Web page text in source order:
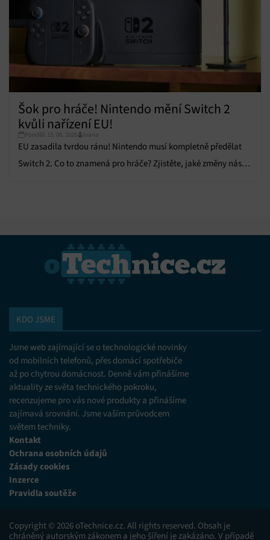
Šok pro hráče! Nintendo mění Switch 2
kvůli nařízení EU!
Pondělí 15. 06. 2026 Ivana
EU zasadila tvrdou ránu! Nintendo musí kompletně předělat
Switch 2. Co to znamená pro hráče? Zjistěte, jaké změny nás
KDO JSME
Jsme web zajímající se o technologické novinky
od mobilních telefonů, přes domácí spotřebiče
až po chytrou domácnost. Denně vám přinášíme
aktuality ze světa technického pokroku,
recenzujeme pro vás nové produkty a přinášíme
zajímavá srovnání. Jsme vaším průvodcem
světem techniky.
Kontakt
Ochrana osobních údajů
Zásady cookies
Inzerce
Pravidla soutěže
Copyright © 2026 oTechnice.cz. All rights reserved. Obsah je
chráněný autorským zákonem a jeho šíření je zakázáno. V případě